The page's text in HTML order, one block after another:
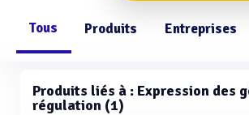
Tous Produits Entreprises
Produits liés à : Expression des
régulation (1)